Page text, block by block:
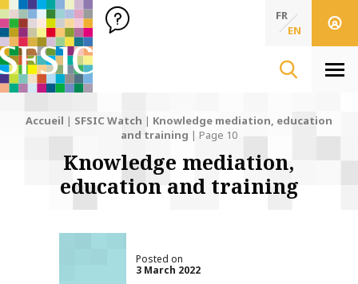
SFSIC Société Française des Sciences de l'Information & de
Société Française des Sciences de
FR
EN
Accueil | SFSIC Watch | Knowledge mediation, education
and training | Page 10
Knowledge mediation,
education and training
Posted on
3 March 2022